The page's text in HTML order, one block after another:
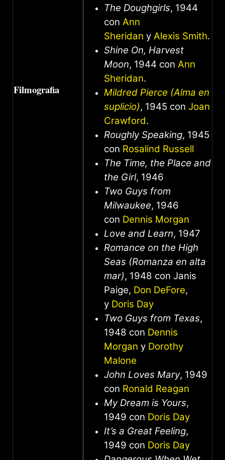
Filmografia
The Doughgirls, 1944
con Ann
Sheridan y Alexis Smith.
Shine On, Harvest
Moon, 1944 con Ann
Sheridan.
Mildred Pierce (Alma en
suplicio), 1945 con Joan
Crawford.
Roughly Speaking, 1945
con Rosalind Russell
The Time, the Place and
the Girl, 1946
Two Guys from
Milwaukee, 1946
con Dennis Morgan
Love and Learn, 1947
Romance on the High
Seas (Romanza en alta
mar), 1948 con Janis
Paige, Don DeFore,
y Doris Day
Two Guys from Texas,
1948 con Dennis
Morgan y Dorothy
Malone
John Loves Mary, 1949
con Ronald Reagan
My Dream is Yours,
1949 con Doris Day
It’s a Great Feeling,
1949 con Doris Day